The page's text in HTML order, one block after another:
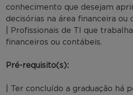
conhecimento que desejam
decisórias na área financeira ou
| Profissionais de TI que
financeiros ou contábeis.
Pré-requisito(s):
| Ter concluído a graduação há